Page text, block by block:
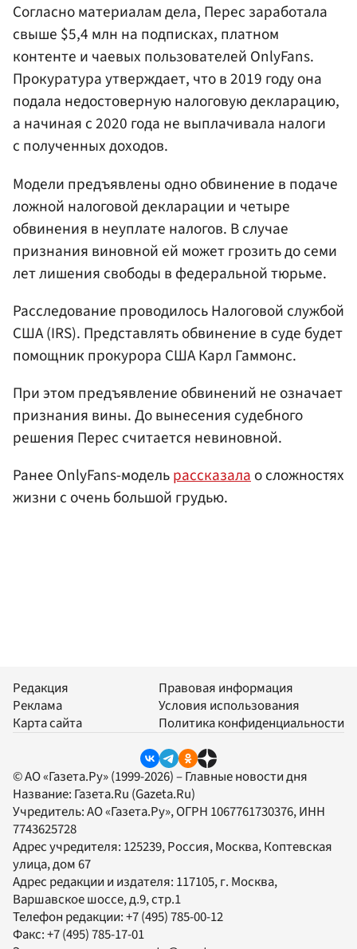
Согласно материалам дела, Перес заработала
свыше $5,4 млн на подписках, платном
контенте и чаевых пользователей OnlyFans.
Прокуратура утверждает, что в 2019 году она
подала недостоверную налоговую декларацию,
а начиная с 2020 года не выплачивала налоги
с полученных доходов.
Модели предъявлены одно обвинение в подаче
ложной налоговой декларации и четыре
обвинения в неуплате налогов. В случае
признания виновной ей может грозить до семи
лет лишения свободы в федеральной тюрьме.
Расследование проводилось Налоговой службой
США (IRS). Представлять обвинение в суде будет
помощник прокурора США Карл Гаммонс.
При этом предъявление обвинений не означает
признания вины. До вынесения судебного
решения Перес считается невиновной.
Ранее OnlyFans-модельрассказалао сложностях
жизни с очень большой грудью.
Редакция
Реклама
Карта сайта
Правовая информация
Условия использования
Политика конфиденциальности
© АО «Газета.Ру» (1999-2026) – Главные новости дня
Название: Газета.Ru (Gazeta.Ru)
Учредитель:АО «Газета.Ру», ОГРН 1067761730376, ИНН
7743625728
Адрес учредителя: 125239, Россия, Москва, Коптевская
улица, дом 67
Адрес редакции и издателя: 117105, г. Москва,
Варшавское шоссе, д.9, стр.1
Телефон редакции:+7 (495) 785-00-12
Факс:+7 (495) 785-17-01